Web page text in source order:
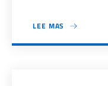
LEE MAS